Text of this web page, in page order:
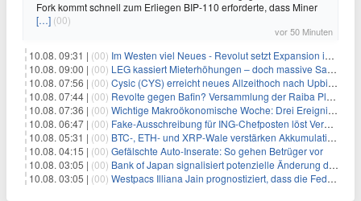
Fork kommt schnell zum Erliegen BIP-110 erforderte, dass Miner
[…] (00)
vor 50 Minuten
10.08. 09:31 | (00) Im Westen viel Neues - Revolut setzt Expansion in Europa fort
10.08. 09:00 | (00) LEG kassiert Mieterhöhungen – doch massive Sanierungskosten fressen Gewinne auf
10.08. 07:56 | (00) Cysic (CYS) erreicht neues Allzeithoch nach Upbit-Listing
10.08. 07:44 | (00) Revolte gegen Bafin? Versammlung der Raiba Plankstetten mit brisanter Agenda
10.08. 07:36 | (00) Wichtige Makroökonomische Woche: Drei Ereignisse, die Bitcoin beeinflussen könnten
10.08. 06:47 | (00) Fake-Ausschreibung für ING-Chefposten löst Verwirrung aus
10.08. 05:31 | (00) BTC-, ETH- und XRP-Wale verstärken Akkumulation, da CryptoQuant das Ende des Bärenmarktes sieht
10.08. 04:15 | (00) Gefälschte Auto-Inserate: So gehen Betrüger vor
10.08. 03:05 | (00) Bank of Japan signalisiert potenzielle Änderung der Zinspolitik angesichts von Inflationsbedenken
10.08. 03:05 | (00) Westpacs Illiana Jain prognostiziert, dass die Fed die Zinssätze nach dem Arbeitsmarktbericht stabil halten wird